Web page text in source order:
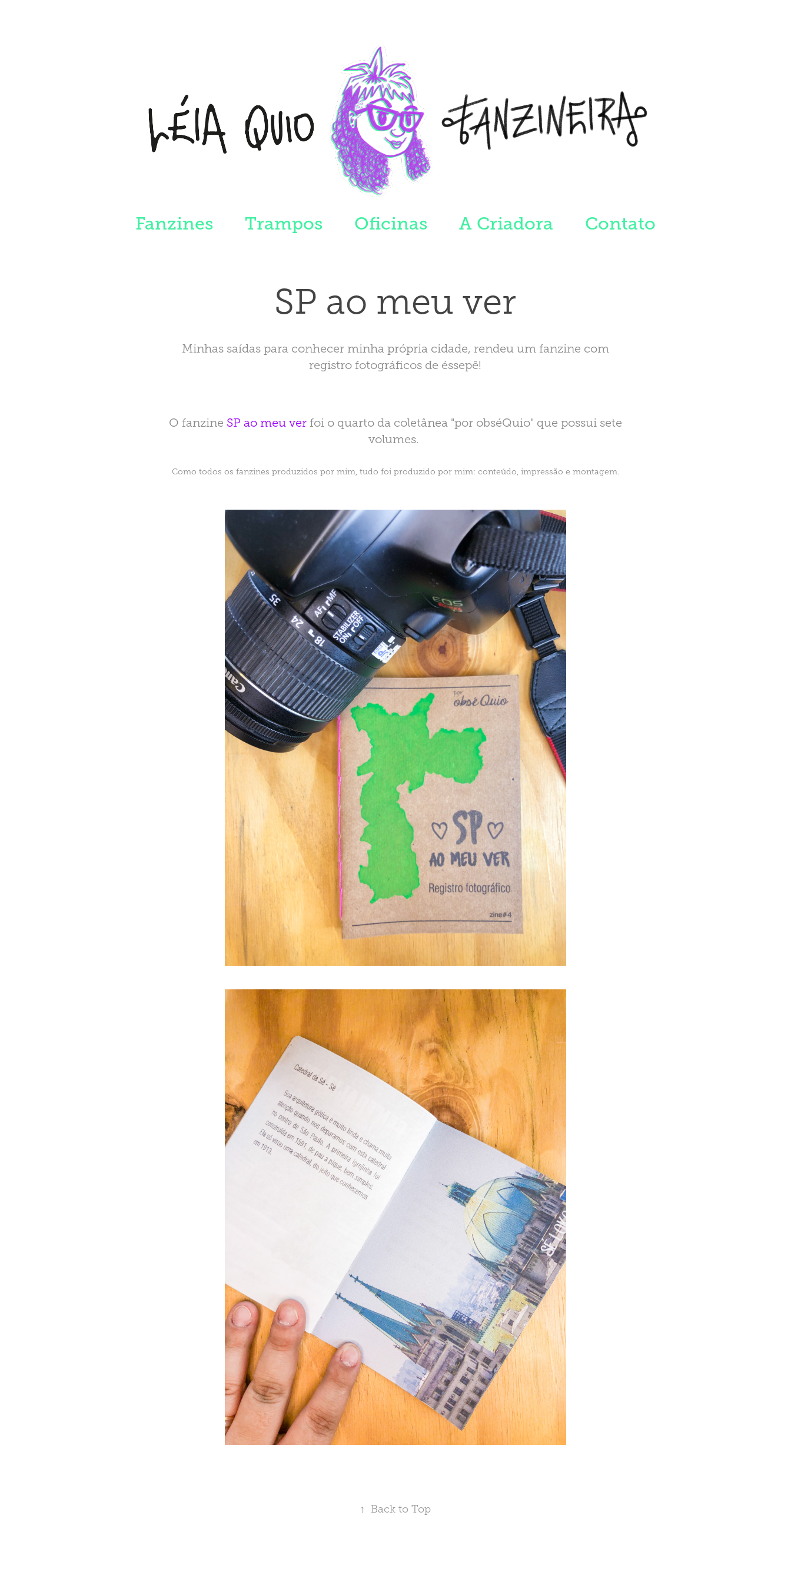
Fanzines Trampos Oficinas A Criadora Contato
SP ao meu ver
Minhas saídas para conhecer minha própria cidade, rendeu um fanzine com
registro fotográficos de éssepê!
O fanzine SP ao meu verfoi o quarto da coletânea "por obséQuio" que possui sete
volumes.
Como todos os fanzines produzidos por mim, tudo foi produzido por mim: conteúdo, impressão e montagem.
↑ Back to Top